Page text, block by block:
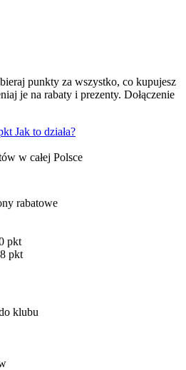
punkty za wszystko, co kupujesz
je na rabaty i prezenty. Dołączenie
Jak to działa?
w całej Polsce
rabatowe
pkt
pkt
klubu